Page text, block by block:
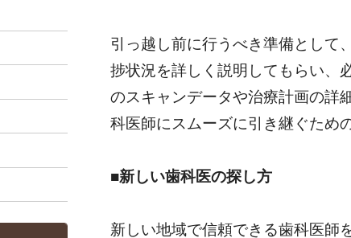
引っ越し前に行うべき準備として
捗状況を詳しく説明してもらい、
のスキャンデータや治療計画の詳
科医師にスムーズに引き継ぐため
■新しい歯科医の探し方
新しい地域で信頼できる歯科医師